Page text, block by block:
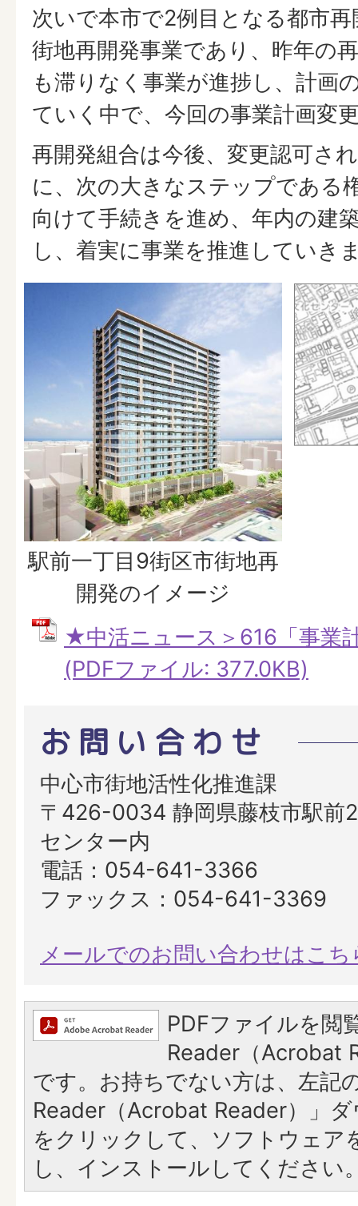
次いで本市で2例目となる都市
街地再開発事業であり、昨年の
も滞りなく事業が進捗し、計画
ていく中で、今回の事業計画変
再開発組合は今後、変更認可さ
に、次の大きなステップである
向けて手続きを進め、年内の建
し、着実に事業を推進していき
駅前一丁目9街区市街地再
開発のイメージ
★中活ニュース＞616「事業
(PDFファイル: 377.0KB)
お問い合わせ
中心市街地活性化推進課
〒426-0034 静岡県藤枝市駅前
センター内
電話：054-641-3366
ファックス：054-641-3369
メールでのお問い合わせはこち
PDFファイルを閲
Reader（Acrobat
です。お持ちでない方は、左記
Reader（Acrobat Reader）」
をクリックして、ソフトウェア
し、インストールしてください